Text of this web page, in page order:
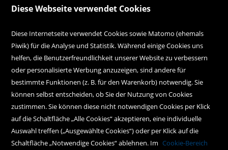
Über uns
Kundenservice
Hilfe
Kontakt
Social Media
Diese Webseite verwendet Cookies
Diese Internetseite verwendet Cookies sowie Matomo (ehemals
Piwik) für die Analyse und Statistik. Während einige Cookies uns
helfen, die Benutzerfreundlichkeit unserer Website zu verbessern
oder personalisierte Werbung anzuzeigen, sind andere für
bestimmte Funktionen (z. B. für den Warenkorb) notwendig. Sie
können selbst entscheiden, ob Sie der Nutzung von Cookies
zustimmen. Sie können diese nicht notwendigen Cookies per Klick
auf die Schaltfläche „Alle Cookies“ akzeptieren, eine individuelle
Auswahl treffen („Ausgewählte Cookies“) oder per Klick auf die
Schaltfläche „Notwendige Cookies“ ablehnen. Im Cookie-Bereich